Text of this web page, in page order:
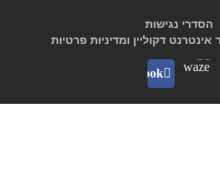
הסדרי נגישות
דקוליין ומדיניות פרטיות
Waze
facebook